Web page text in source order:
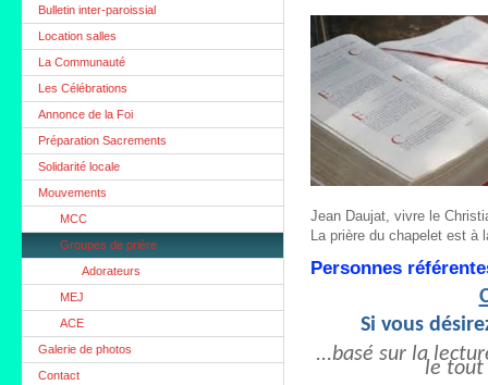
Bulletin inter-paroissial
Location salles
La Communauté
Les Célébrations
Annonce de la Foi
Préparation Sacrements
Solidarité locale
Mouvements
MCC
Groupes de prière
Adorateurs
MEJ
ACE
Galerie de photos
Contact
Jean Daujat, vivre le
La prière du chapelet est à
Personnes
Si vous
...basé sur la
le tout